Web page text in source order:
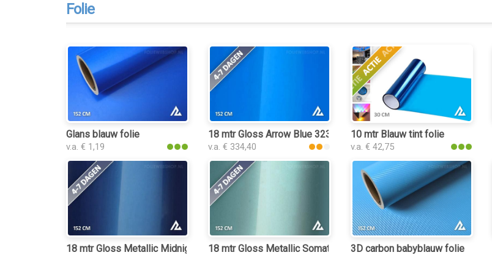
Folie
Glans blauw folie
v.a. € 1,19
18 mtr Gloss Arrow Blue 3239 folie
v.a. € 334,40
10 mtr Blauw tint folie
v.a. € 42,75
18 mtr Gloss Metallic Midnight Blue 3206 folie18 mtr Gloss Metallic Somato Blue 3064 folie3D carbon babyblauw folie